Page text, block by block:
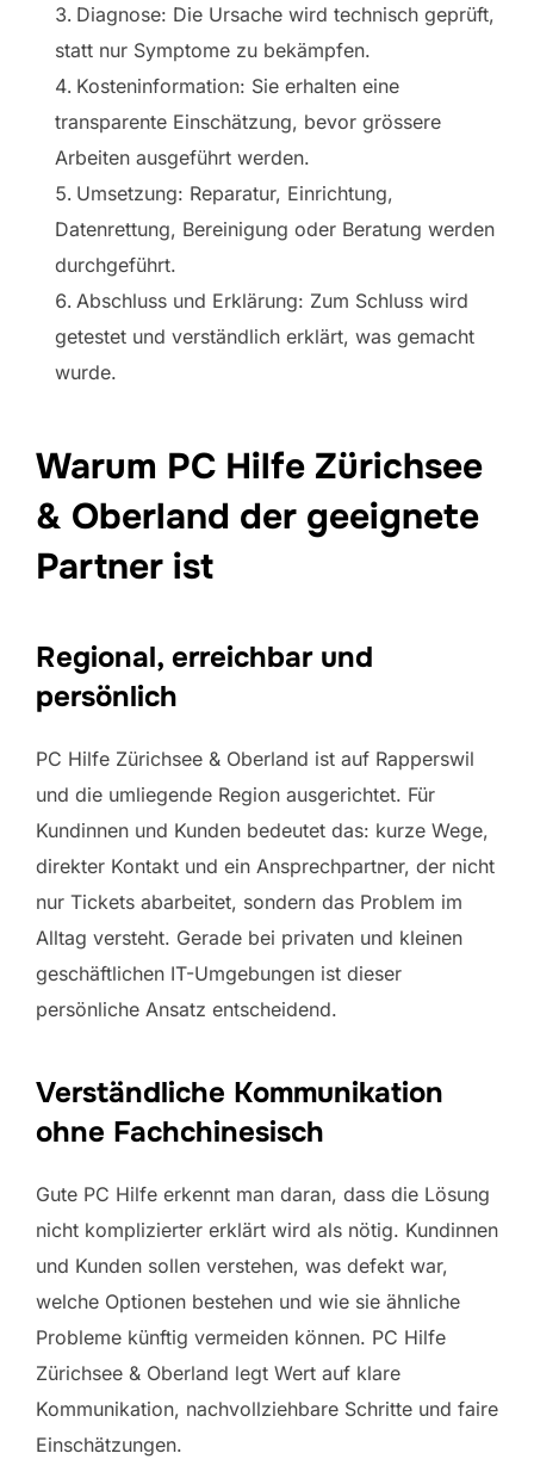
Diagnose: Die Ursache wird technisch geprüft,
statt nur Symptome zu bekämpfen.
Kosteninformation: Sie erhalten eine
transparente Einschätzung, bevor grössere
Arbeiten ausgeführt werden.
Umsetzung: Reparatur, Einrichtung,
Datenrettung, Bereinigung oder Beratung werden
durchgeführt.
Abschluss und Erklärung: Zum Schluss wird
getestet und verständlich erklärt, was gemacht
wurde.
Warum PC Hilfe Zürichsee
& Oberland der geeignete
Partner ist
Regional, erreichbar und
persönlich
PC Hilfe Zürichsee & Oberland ist auf Rapperswil
und die umliegende Region ausgerichtet. Für
Kundinnen und Kunden bedeutet das: kurze Wege,
direkter Kontakt und ein Ansprechpartner, der nicht
nur Tickets abarbeitet, sondern das Problem im
Alltag versteht. Gerade bei privaten und kleinen
geschäftlichen IT-Umgebungen ist dieser
persönliche Ansatz entscheidend.
Verständliche Kommunikation
ohne Fachchinesisch
Gute PC Hilfe erkennt man daran, dass die Lösung
nicht komplizierter erklärt wird als nötig. Kundinnen
und Kunden sollen verstehen, was defekt war,
welche Optionen bestehen und wie sie ähnliche
Probleme künftig vermeiden können. PC Hilfe
Zürichsee & Oberland legt Wert auf klare
Kommunikation, nachvollziehbare Schritte und faire
Einschätzungen.